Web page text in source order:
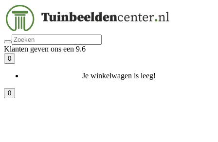
Klanten geven ons een 9.6
0
Je winkelwagen is leeg!
0